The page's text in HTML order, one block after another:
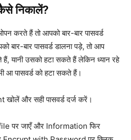
निकालें?
करते हैं तो आपको बार-बार पासवर्ड
बार-बार पासवर्ड डालना पड़े, तो आप
हैं, यानी उसको हटा सकते हैं लेकिन ध्यान रहे
आ पासवर्ड को हटा सकते हैं।
और सही पासवर्ड दर्ज करें।
file पर जाएँ और Information फिर